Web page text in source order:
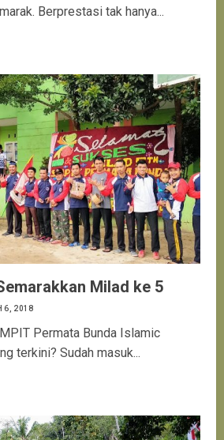
Berprestasi tak hanya...
Milad ke 5
6, 2018
Permata Bunda Islamic
terkini? Sudah masuk...